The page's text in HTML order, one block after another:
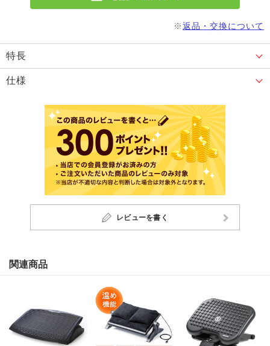
※返品・交換について
特長
仕様
レビューを書く
関連商品